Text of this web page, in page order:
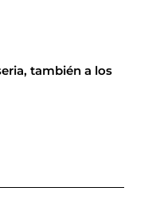
también a los